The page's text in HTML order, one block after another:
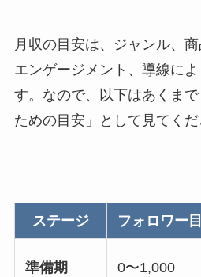
月収の目安は、ジャンル、商
エンゲージメント、導線に
す。なので、以下はあくま
ための目安」として見てくだ
ステージ フォロワー
準備期 0〜1,000